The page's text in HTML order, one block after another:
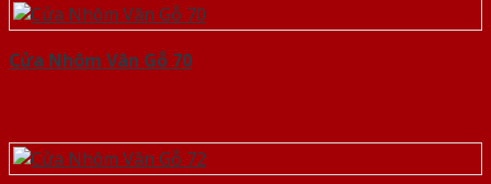
Cửa Nhôm Vân Gỗ 70